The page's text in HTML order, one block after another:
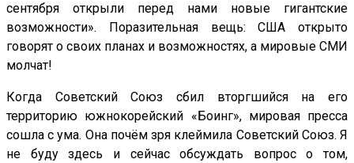
сентября открыли перед нами новые гигантские
возможности». Поразительная вещь: США открыто
говорят о своих планах и возможностях, а мировые СМИ
молчат!
Когда Советский Союз сбил вторгшийся на его
территорию южнокорейский «Боинг», мировая пресса
сошла с ума. Она почём зря клеймила Советский Союз. Я
не буду здесь и сейчас обсуждать вопрос о том,